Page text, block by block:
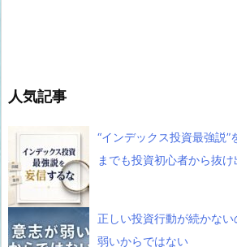
人気記事
“インデックス投資最強説
までも投資初心者から抜
正しい投資行動が続かな
弱いからではない